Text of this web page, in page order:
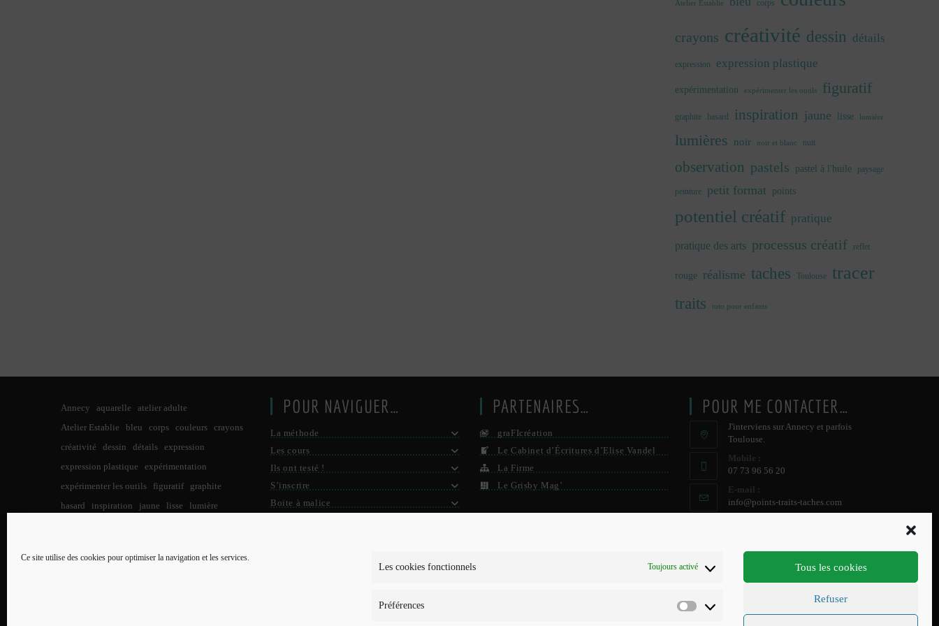
Ce site utilise des cookies pour optimiser la navigation et les services.
Les cookies fonctionnels Toujours activé
Préférences
Préférences
Tous les cookies
Refuser
Atelier Establie corps
crayons créativité dessin détails
expression expression plastique
expérimentation expérimenter les outils figuratif
graphite hasard inspiration jaune lisse lumière
lumières noir noir et blanc nuit
observation pastels pastel à l'huile paysage
peinture petit format points
potentiel créatif pratique
pratique des arts processus créatif reflet
rouge réalisme taches Toulouse tracer
traits tuto pour enfants
Annecy aquarelle
atelier adulte
Atelier Establie
bleu corps couleurs crayons
créativité
dessin détails expression
expression plastique
expérimentation
expérimenter les outils
figuratif
graphite
hasard
inspiration jaune lisse
lumière
points potentiel créatif
POUR NAVIGUER…
La méthode
Les cours
Ils ont testé !
S’inscrire
Boite à malice
PLUS D’INFOS…
PARTENAIRES…
graFIcréation
Le Cabinet d’Écritures d’Elise Vandel
La Firme
Le Grisby Mag’
POUR ME CONTACTER…
J'interviens sur Annecy et parfois
Toulouse.
Mobile :
07 73 96 56 20
E-mail :
info@points-traits-taches.com
dans
Recevez les actualités et les nouveautés, au
maximum une fois par mois !
S'INSCRIRE